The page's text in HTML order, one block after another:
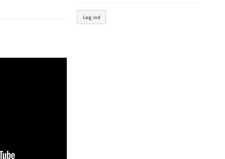
Log ind